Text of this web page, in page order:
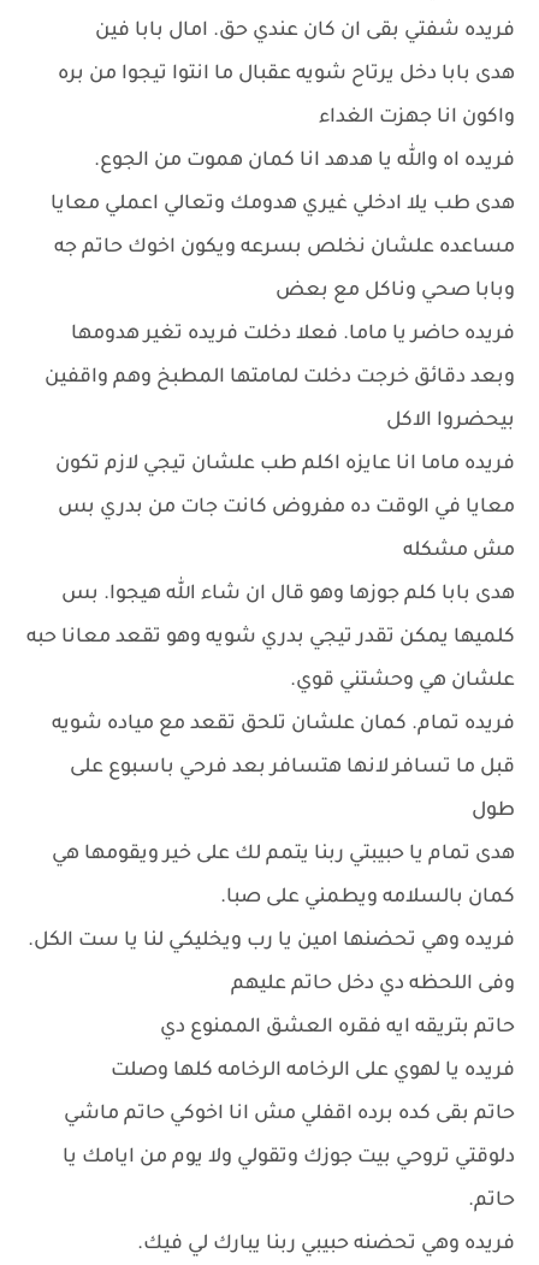
فريده شفتي بقى ان كان عندي حق. امال بابا فين
هدى بابا دخل يرتاح شويه عقبال ما انتوا تيجوا من بره
واكون انا جهزت الغداء
فريده اه والله يا هدهد انا كمان هموت من الجوع.
هدى طب يلا ادخلي غيري هدومك وتعالي اعملي معايا
مساعده علشان نخلص بسرعه ويكون اخوك حاتم جه
وبابا صحي وناكل مع بعض
فريده حاضر يا ماما. فعلا دخلت فريده تغير هدومها
وبعد دقائق خرجت دخلت لمامتها المطبخ وهم واقفين
بيحضروا الاكل
فريده ماما انا عايزه اكلم طب علشان تيجي لازم تكون
معايا في الوقت ده مفروض كانت جات من بدري بس
مش مشكله
هدى بابا كلم جوزها وهو قال ان شاء الله هيجوا. بس
كلميها يمكن تقدر تيجي بدري شويه وهو تقعد معانا حبه
علشان هي وحشتني قوي.
فريده تمام. كمان علشان تلحق تقعد مع مياده شويه
قبل ما تسافر لانها هتسافر بعد فرحي باسبوع على
طول
هدى تمام يا حبيبتي ربنا يتمم لك على خير ويقومها هي
كمان بالسلامه ويطمني على صبا.
فريده وهي تحضنها امين يا رب ويخليكي لنا يا ست الكل.
وفى اللحظه دي دخل حاتم عليهم
حاتم بتريقه ايه فقره العشق الممنوع دي
فريده يا لهوي على الرخامه الرخامه كلها وصلت
حاتم بقى كده برده اقفلي مش انا اخوكي حاتم ماشي
دلوقتي تروحي بيت جوزك وتقولي ولا يوم من ايامك يا
حاتم.
فريده وهي تحضنه حبيبي ربنا يبارك لي فيك.